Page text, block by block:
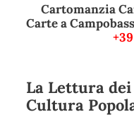
Cartomanzia
Carte a
La Lettura
Cultura